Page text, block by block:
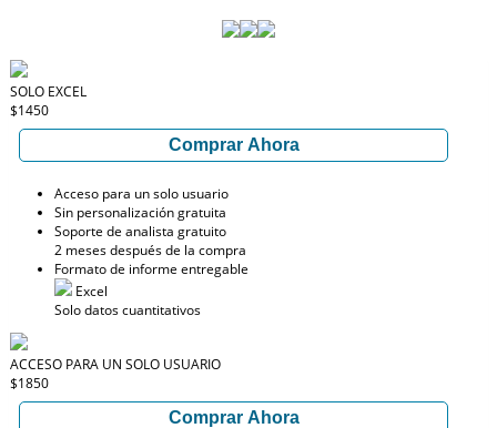
SOLO EXCEL
$1450
Comprar Ahora
Acceso para un solo usuario
Sin personalización gratuita
Soporte de analista gratuito
2 meses después de la compra
Formato de informe entregable
Excel
Solo datos cuantitativos
ACCESO PARA UN SOLO USUARIO
$1850
Comprar Ahora